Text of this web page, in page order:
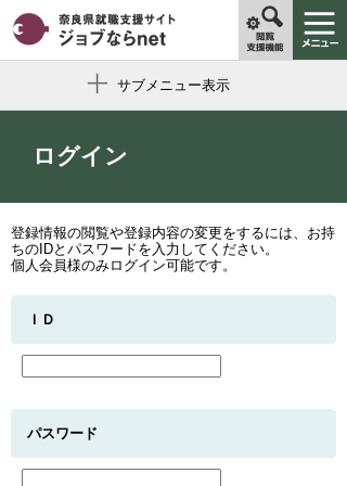
サブメニュー表示
ログイン
登録情報の閲覧や登録内容の変更をするには、お持
ちのIDとパスワードを入力してください。
個人会員様のみログイン可能です。
ＩＤ
パスワード